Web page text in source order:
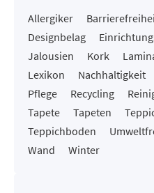
Allergiker
Designbelag
Jalousien
Kork
Lexikon
Nachhaltigkeit
Pflege
Recycling
Tapete
Tapeten
Teppichboden
Wand
Winter